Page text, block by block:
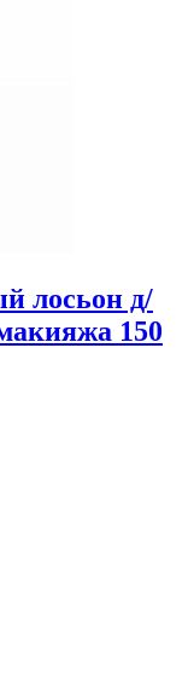
лосьон д/
150